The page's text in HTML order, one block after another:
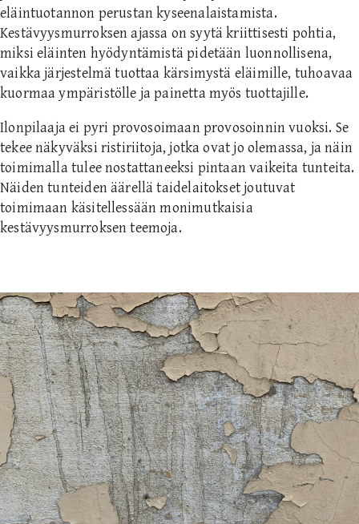
eläintuotannon perustan kyseenalaistamista.
Kestävyysmurroksen ajassa on syytä kriittisesti pohtia,
miksi eläinten hyödyntämistä pidetään luonnollisena,
vaikka järjestelmä tuottaa kärsimystä eläimille, tuhoavaa
kuormaa ympäristölle ja painetta myös tuottajille.
Ilonpilaaja ei pyri provosoimaan provosoinnin vuoksi. Se
tekee näkyväksi ristiriitoja, jotka ovat jo olemassa, ja näin
toimimalla tulee nostattaneeksi pintaan vaikeita tunteita.
Näiden tunteiden äärellä taidelaitokset joutuvat
toimimaan käsitellessään monimutkaisia
kestävyysmurroksen teemoja.